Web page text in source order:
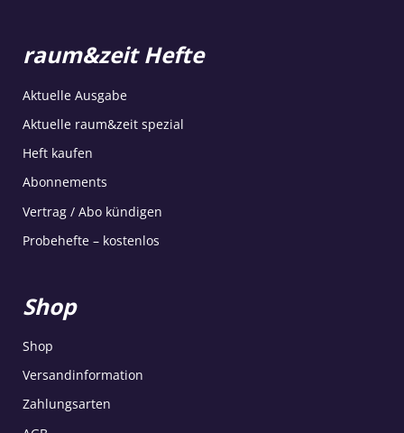
raum&zeit Hefte
Aktuelle Ausgabe
Aktuelle raum&zeit spezial
Heft kaufen
Abonnements
Vertrag / Abo kündigen
Probehefte – kostenlos
Shop
Shop
Versandinformation
Zahlungsarten